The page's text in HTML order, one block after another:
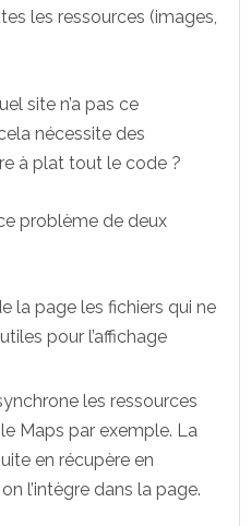
les ressources (images,
site n’a pas ce
nécessite des
à plat tout le code ?
problème de deux
la page les fichiers qui ne
pour l’affichage
les ressources
Maps par exemple. La
en récupère en
l’intègre dans la page.